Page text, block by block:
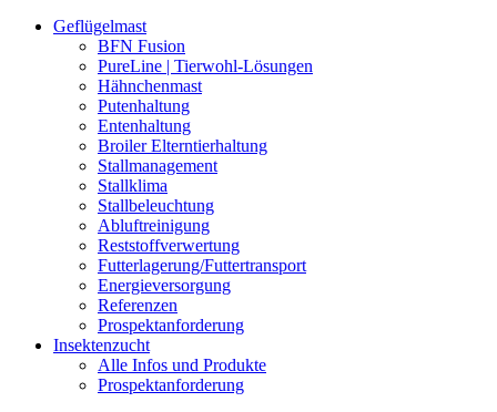
Geflügelmast
BFN Fusion
PureLine | Tierwohl-Lösungen
Hähnchenmast
Putenhaltung
Entenhaltung
Broiler Elterntierhaltung
Stallmanagement
Stallklima
Stallbeleuchtung
Abluftreinigung
Reststoffverwertung
Futterlagerung/Futtertransport
Energieversorgung
Referenzen
Prospektanforderung
Insektenzucht
Alle Infos und Produkte
Prospektanforderung